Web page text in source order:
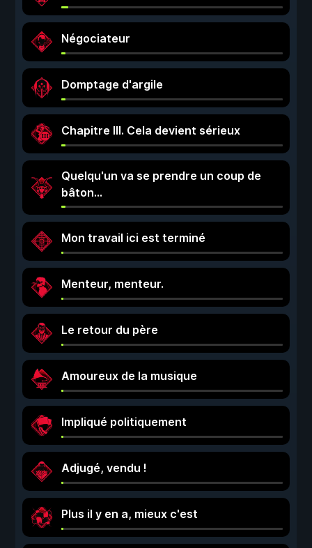
Négociateur
Domptage d'argile
Chapitre III. Cela devient sérieux
Quelqu'un va se prendre un coup de
bâton…
Mon travail ici est terminé
Menteur, menteur.
Le retour du père
Amoureux de la musique
Impliqué politiquement
Adjugé, vendu !
Plus il y en a, mieux c'est